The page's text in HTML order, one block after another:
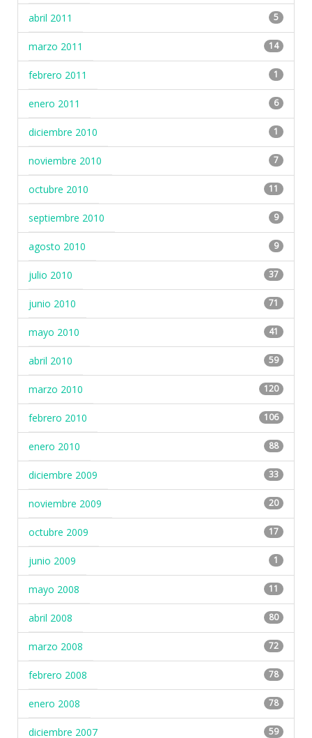
abril 2011 5
marzo 2011 14
febrero 2011 1
enero 2011 6
diciembre 2010 1
noviembre 2010 7
octubre 2010 11
septiembre 2010 9
agosto 2010 9
julio 2010 37
junio 2010 71
mayo 2010 41
abril 2010 59
marzo 2010 120
febrero 2010 106
enero 2010 88
diciembre 2009 33
noviembre 2009 20
octubre 2009 17
junio 2009 1
mayo 2008 11
abril 2008 80
marzo 2008 72
febrero 2008 78
enero 2008 78
diciembre 2007 59